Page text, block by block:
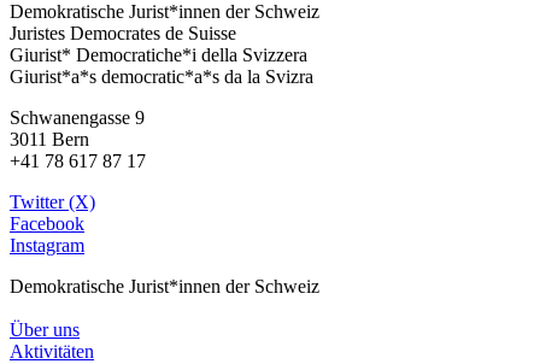
Demokratische Jurist*innen der Schweiz
Juristes Democrates de Suisse
Giurist* Democratiche*i della Svizzera
Giurist*a*s democratic*a*s da la Svizra
Schwanengasse 9
3011 Bern
+41 78 617 87 17
Twitter (X)
Facebook
Instagram
Demokratische Jurist*innen der Schweiz
Über uns
Aktivitäten